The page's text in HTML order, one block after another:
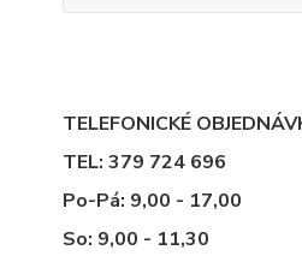
TELEFONICKÉ
TEL: 379 724 696
Po-Pá: 9,00 - 17,00
So: 9,00 - 11,30